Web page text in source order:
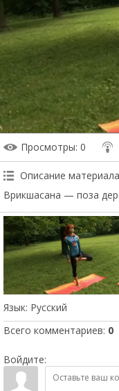
Просмотры: 0
Описание материала
Врикшасана — поза
Язык: Русский
Всего комментариев: 0
Войдите: